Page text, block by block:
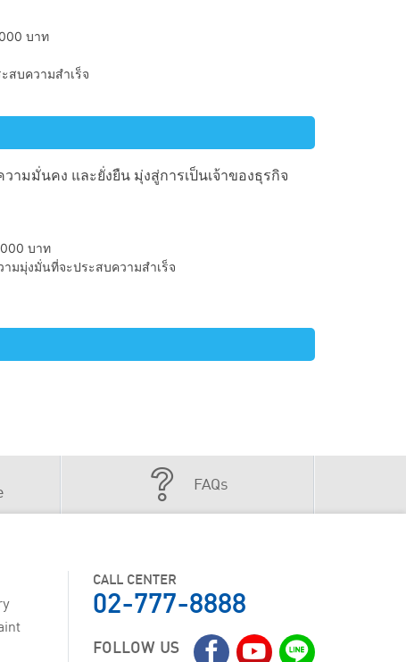
บาท
สบความสำเร็จ
มมั่นคง และยั่งยืน มุ่งสู่การเป็นเจ้าของธุรกิจ
บาท
มมุ่งมั่นที่จะประสบความสำเร็จ
FAQs
CALL CENTER
02-777-8888
FOLLOW US